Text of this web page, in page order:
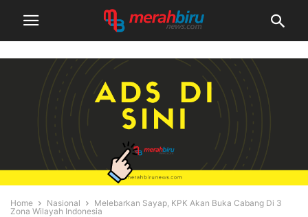
Home Nasional
Melebarkan Sayap, KPK Akan Buka Cabang Di 3
Zona Wilayah Indonesia